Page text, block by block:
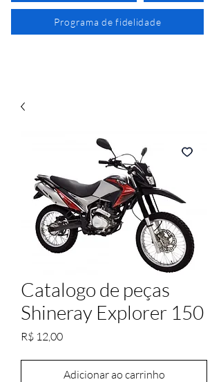
Programa de fidelidade
Catalogo de peças
Shineray Explorer 150
R$ 12,00Preço
Adicionar ao carrinho